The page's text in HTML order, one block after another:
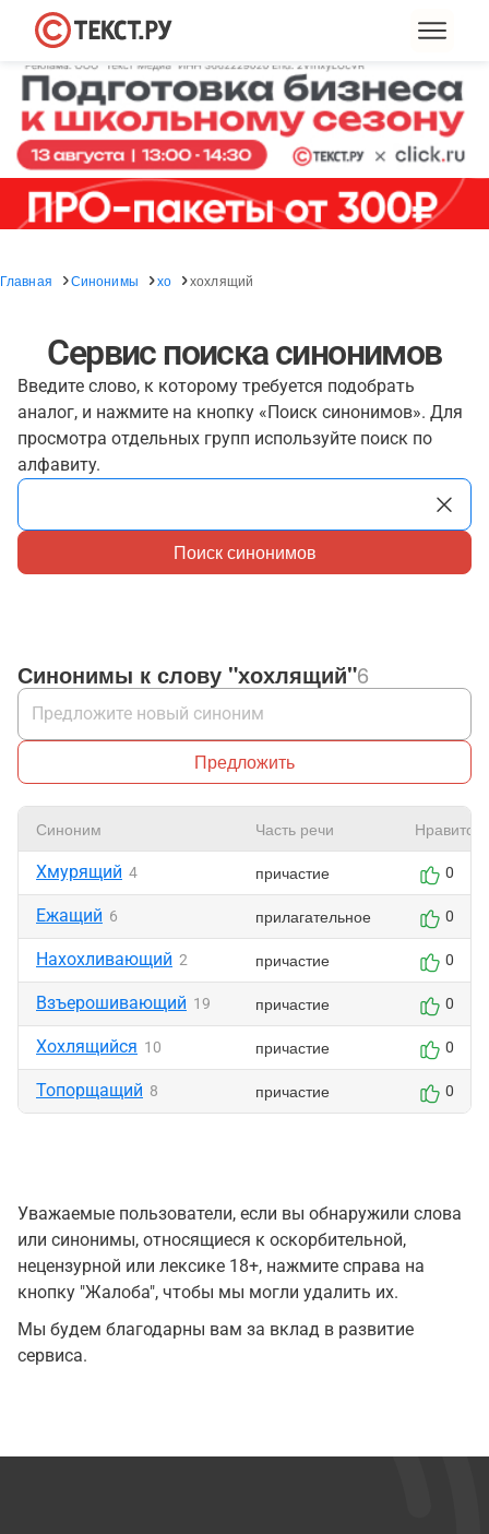
Главная Синонимы хо хохлящий
Сервис поиска синонимов
Введите слово, к которому требуется подобрать
аналог, и нажмите на кнопку «Поиск синонимов». Для
просмотра отдельных групп используйте поиск по
алфавиту.
Поиск синонимов
Синонимы к слову "хохлящий"6
Предложить
Синоним Часть речи Нравится
Хмурящий 4 причастие 0
Ежащий 6 прилагательное 0
Нахохливающий 2 причастие 0
Взъерошивающий 19 причастие 0
Хохлящийся 10 причастие 0
Топорщащий 8 причастие 0
Уважаемые пользователи, если вы обнаружили слова
или синонимы, относящиеся к оскорбительной,
нецензурной или лексике 18+, нажмите справа на
кнопку "Жалоба", чтобы мы могли удалить их.
Мы будем благодарны вам за вклад в развитие
сервиса.